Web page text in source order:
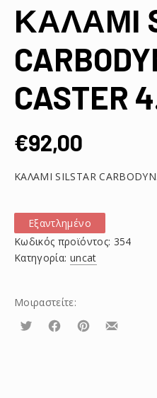
ΚΑΛΑΜΙ
CASTER
€92,00
ΚΑΛΑΜΙ SILSTAR
Εξαντλημένο
Κωδικός προϊόντος: 354
Κατηγορία: uncat
Μοιραστείτε:
Τουίτα ΜοιραστείτεΜοιραστείτεΜοιραστείτε